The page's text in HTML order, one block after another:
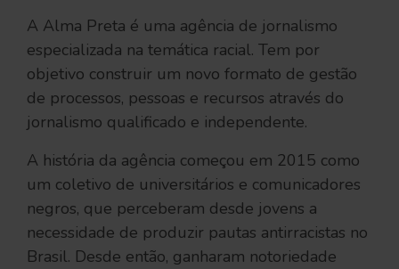
A Alma Preta é uma agência de jornalismo
especializada na temática racial. Tem por
objetivo construir um novo formato de gestão
de processos, pessoas e recursos através do
jornalismo qualificado e independente.
A história da agência começou em 2015 como
um coletivo de universitários e comunicadores
negros, que perceberam desde jovens a
necessidade de produzir pautas antirracistas no
Brasil. Desde então, ganharam notoriedade